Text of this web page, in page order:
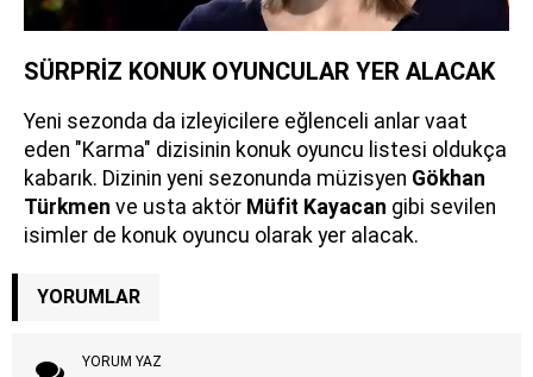
SÜRPRİZ KONUK OYUNCULAR YER ALACAK
Yeni sezonda da izleyicilere eğlenceli anlar vaat
eden "Karma" dizisinin konuk oyuncu listesi oldukça
kabarık. Dizinin yeni sezonunda müzisyen Gökhan
Türkmen ve usta aktör Müfit Kayacan gibi sevilen
isimler de konuk oyuncu olarak yer alacak.
YORUMLAR
YORUM YAZ